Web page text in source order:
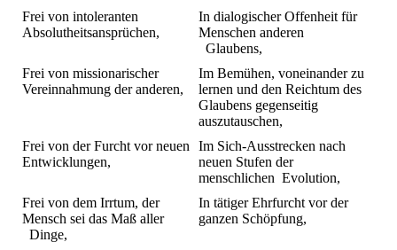
Frei von intoleranten
Absolutheitsansprüchen,
In dialogischer Offenheit für
Menschen anderen
Glaubens,
Frei von missionarischer
Vereinnahmung der anderen,
Im Bemühen, voneinander zu
lernen und den Reichtum des
Glaubens gegenseitig
auszutauschen,
Frei von der Furcht vor neuen
Entwicklungen,
Im Sich-Ausstrecken nach
neuen Stufen der
menschlichen Evolution,
Frei von dem Irrtum, der
Mensch sei das Maß aller
Dinge,
In tätiger Ehrfurcht vor der
ganzen Schöpfung,